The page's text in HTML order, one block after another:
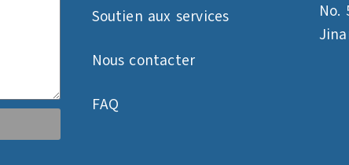
Soutien aux services
Nous contacter
FAQ
No.